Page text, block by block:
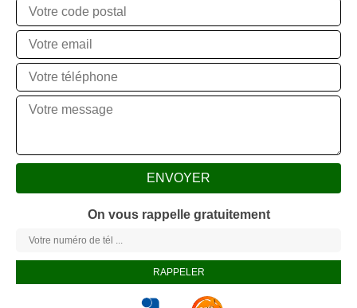
On vous rappelle gratuitement